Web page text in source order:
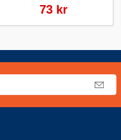
73 kr